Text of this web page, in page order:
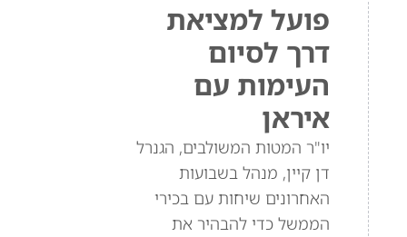
פועל למציאת
דרך לסיום
העימות עם
איראן
יו"ר המטות המשולבים, הגנרל
דן קיין, מנהל בשבועות
האחרונים שיחות עם בכירי
הממשל כדי להבהיר את